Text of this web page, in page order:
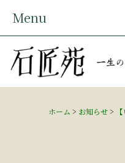
Menu
ホーム > お知らせ>